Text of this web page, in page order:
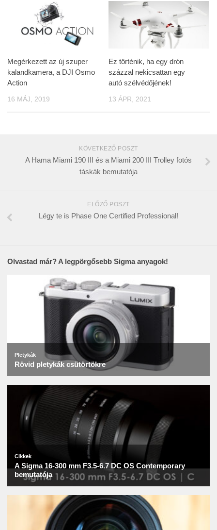
Megérkezett az új szuper
kalandkamera, a DJI Osmo
Action
16 MÁJ, 2019
Ez történik, ha egy drón
százzal nekicsattan egy
autó szélvédőjének!
13 ÁPR, 2021
KÖVETKEZŐ POSZT
A Hama Miami 190 III és a Miami 200 III Trolley fotós
táskák bemutatója
ELŐZŐ POSZT
Légy te is Phase One Certified Professional!
Olvastad már? A legpörgősebb Sigma anyagok!